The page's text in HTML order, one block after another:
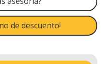
de descuento!